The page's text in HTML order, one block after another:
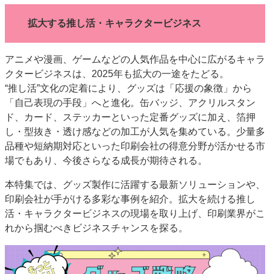
拡大する推し活・キャラクタービジネス
アニメや漫画、ゲームなどの人気作品を中心に広がるキャラ
クタービジネスは、2025年も拡大の一途をたどる。
“推し活”文化の定着により、グッズは「応援の象徴」から
「自己表現の手段」へと進化。缶バッジ、アクリルスタン
ド、カード、ステッカーといった定番グッズに加え、箔押
し・型抜き・透け感などの加工が人気を集めている。少量多
品種や短納期対応といった印刷会社の得意分野が活かせる市
場でもあり、今後さらなる成長が期待される。
本特集では、グッズ製作に活躍する最新ソリューションや、
印刷会社が手がける多彩な事例を紹介。拡大を続ける推し
活・キャラクタービジネスの現場を取り上げ、印刷業界がこ
れから掴むべきビジネスチャンスを探る。